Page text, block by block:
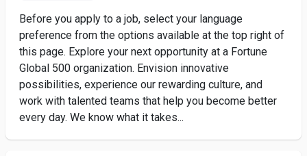
Before you apply to a job, select your language
preference from the options available at the top right of
this page. Explore your next opportunity at a Fortune
Global 500 organization. Envision innovative
possibilities, experience our rewarding culture, and
work with talented teams that help you become better
every day. We know what it takes...